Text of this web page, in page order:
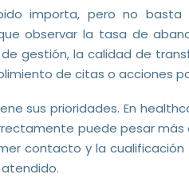
importa, pero no
observar la tasa de
gestión, la calidad de
de citas o acciones
sus prioridades. En
puede pesar más
contacto y la